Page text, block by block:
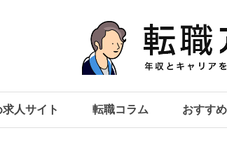
人サイト 転職コラム おすす